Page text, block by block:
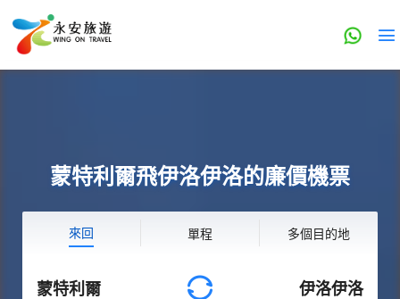
蒙特利爾飛伊洛伊洛的廉價機票
來回 單程 多個目的地
蒙特利爾 伊洛伊洛